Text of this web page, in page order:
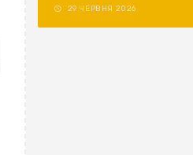
29 ЧЕРВНЯ 2026